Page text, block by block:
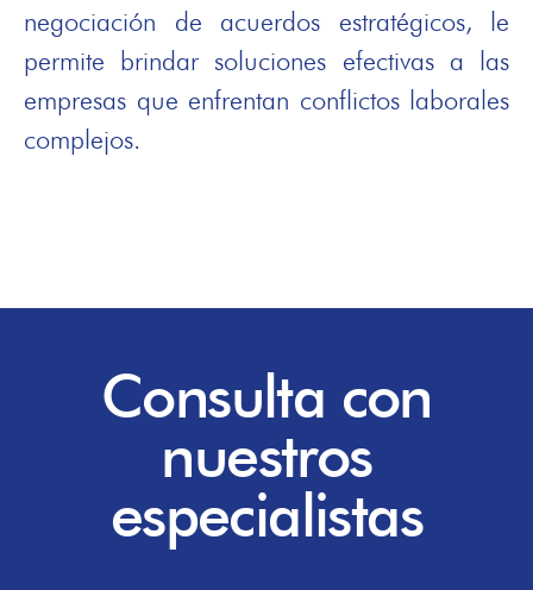
negociación de acuerdos estratégicos, le
permite brindar soluciones efectivas a las
empresas que enfrentan conflictos laborales
complejos.
Consulta con
nuestros
especialistas